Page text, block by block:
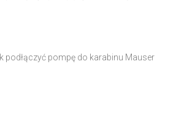
podłączyć pompę do karabinu Mauser